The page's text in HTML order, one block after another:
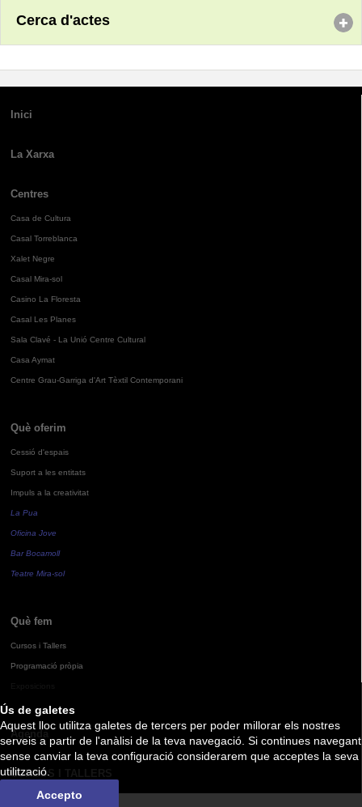
Ús de galetes
Aquest lloc utilitza galetes de tercers per poder millorar els nostres
serveis a partir de l'anàlisi de la teva navegació. Si continues navegant
sense canviar la teva configuració considerarem que acceptes la seva
utilització.
Accepto
Cerca d'actes
Inici
La Xarxa
Centres
Casa de Cultura
Casal Torreblanca
Xalet Negre
Casal Mira-sol
Casino La Floresta
Casal Les Planes
Sala Clavé - La Unió Centre Cultural
Casa Aymat
Centre Grau-Garriga d'Art Tèxtil Contemporani
Què oferim
Cessió d'espais
Suport a les entitats
Impuls a la creativitat
La Pua
Oficina Jove
Bar Bocamoll
Teatre Mira-sol
Què fem
Cursos i Tallers
Programació pròpia
Agenda
CURSOS I TALLERS